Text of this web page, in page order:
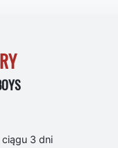
ciągu 3 dni